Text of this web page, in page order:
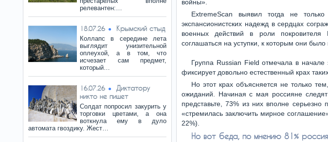
релевантен:…
18.07.26 Крымский стыд
Коллапс в середине лета
выглядит унизительной
оплеухой, а в том, что
исчезает сам предмет,
который…
16.07.26
Диктатору
никто не пишет
Солдат попросил закурить у
торговки цветами, а она
воткнула ему в дуло
автомата гвоздику. Жест…
войны».
ExtremeScan выявил тогда не
экспансионистских надежд в сердцах
военных действий в роли
соглашаться на уступки, к которым они было
Группа Russian Field отмечала в
фиксирует довольно естественный крах
Но этот крах объясняется не только
ожиданий. Начиная с мая россияне
представьте, 73% из них вполне серьезно
«стремилась заключить мирное
22%).
Но вот беда, по мнению 81%